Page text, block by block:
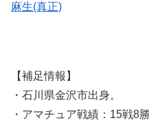
麻生(真正)
【補足情報】
・石川県金沢市出身。
・アマチュア戦績：15戦8勝